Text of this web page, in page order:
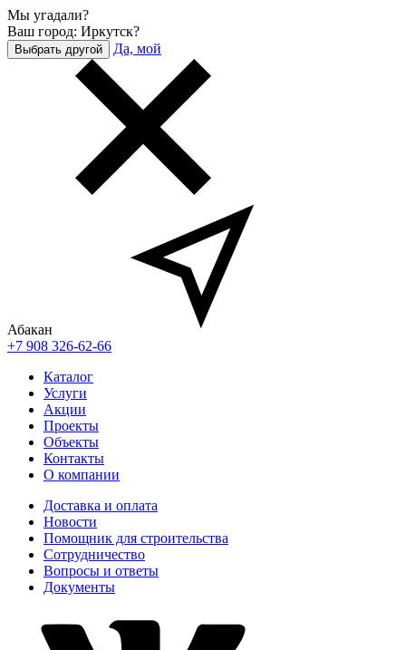
Мы угадали?
Ваш город: Иркутск?
Выбрать другой Да, мой
Абакан
+7 908 326-62-66
Каталог
Услуги
Акции
Проекты
Объекты
Контакты
О компании
Доставка и оплата
Новости
Помощник для строительства
Сотрудничество
Вопросы и ответы
Документы